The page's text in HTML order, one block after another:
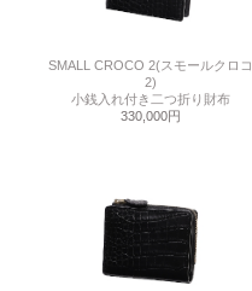
SMALL CROCO 2(スモールクロコ
2)
小銭入れ付き二つ折り財布
330,000円